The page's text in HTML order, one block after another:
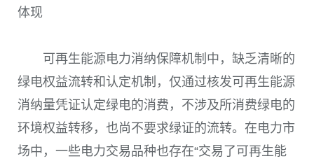
体现
可再生能源电力消纳保障机制中，缺乏清晰的
绿电权益流转和认定机制，仅通过核发可再生能源
消纳量凭证认定绿电的消费，不涉及所消费绿电的
环境权益转移，也尚不要求绿证的流转。在电力市
场中，一些电力交易品种也存在“交易了可再生能